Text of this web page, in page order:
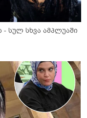
- სულ სხვა ამპლუაში